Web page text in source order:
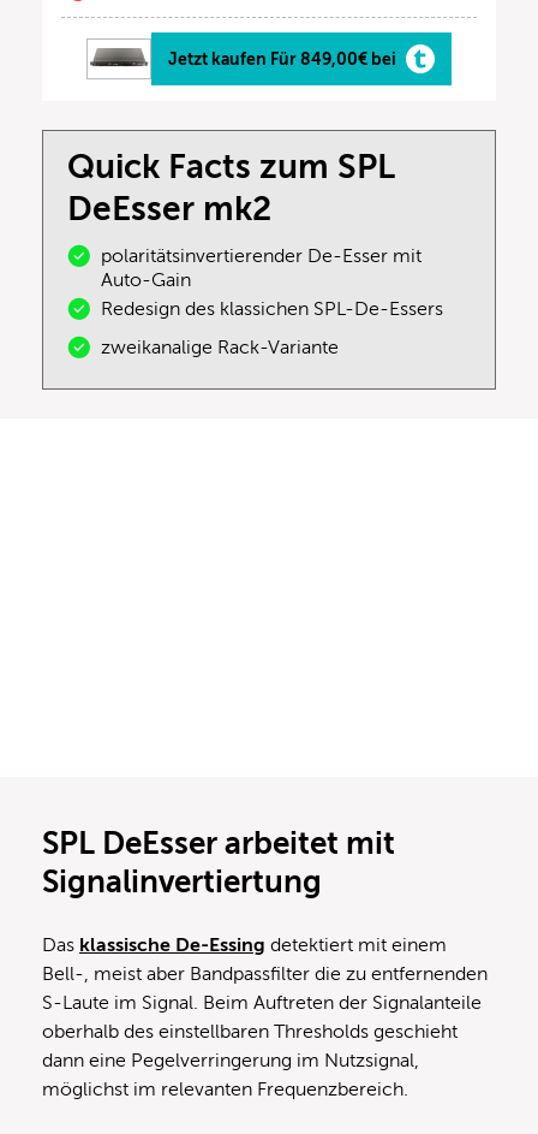
Jetzt kaufen Für 849,00€ bei
Quick Facts zum SPL
DeEsser mk2
polaritätsinvertierender De-Esser mit
Auto-Gain
Redesign des klassichen SPL-De-Essers
zweikanalige Rack-Variante
SPL DeEsser arbeitet mit
Signalinvertiertung
Das klassische De-Essing detektiert mit einem
Bell-, meist aber Bandpassfilter die zu entfernenden
S-Laute im Signal. Beim Auftreten der Signalanteile
oberhalb des einstellbaren Thresholds geschieht
dann eine Pegelverringerung im Nutzsignal,
möglichst im relevanten Frequenzbereich.